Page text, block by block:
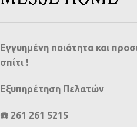
Εγγυημένη ποιότητα και
σπίτι !
Εξυπηρέτηση Πελατών
☎️ 261 261 5215